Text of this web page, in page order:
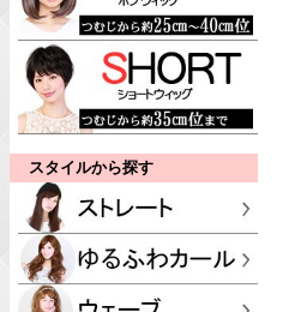
スタイルから探す